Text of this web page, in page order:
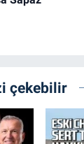
çekebilir